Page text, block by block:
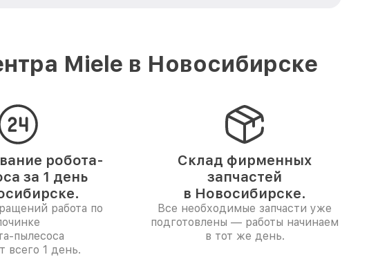
Miele в Новосибирске
робота-
за 1 день
работа по
пылесоса
всего 1 день.
Склад фирменных
запчастей
в Новосибирске.
Все необходимые запчасти уже
подготовлены — работы начинаем
в тот же день.